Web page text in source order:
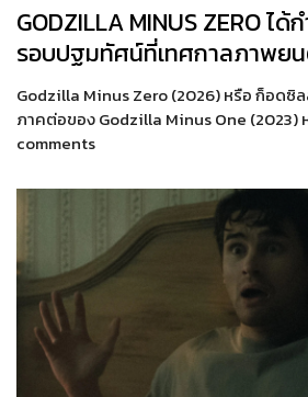
GODZILLA MINUS ZERO ไ
รอบปฐมทัศน์ที่เทศกาลภาพย
Godzilla Minus Zero (2026) หรือ ก็อดซิ
ภาคต่อของ Godzilla Minus One (2023)
comments